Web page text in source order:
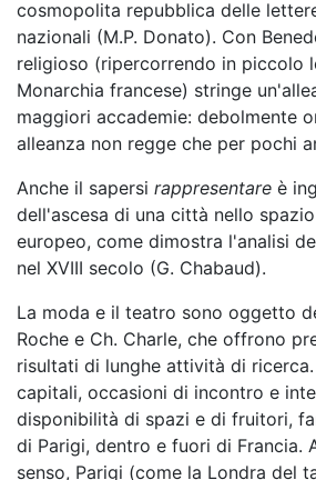
cosmopolita repubblica delle
nazionali (M.P. Donato). Con
religioso (ripercorrendo in piccolo
Monarchia francese) stringe
maggiori accademie: debolmente
alleanza non regge che per pochi
Anche il sapersi rappresentare è
dell'ascesa di una città nello
europeo, come dimostra l'analisi
nel XVIII secolo (G. Chabaud).
La moda e il teatro sono oggetto
Roche e Ch. Charle, che offrono
risultati di lunghe attività di
capitali, occasioni di incontro e
disponibilità di spazi e di fruitori,
di Parigi, dentro e fuori di Francia.
senso, Parigi (come la Londra del